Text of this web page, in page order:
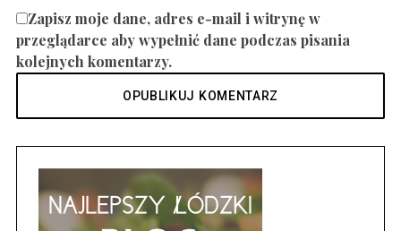
Zapisz moje dane, adres e-mail i witrynę w
przeglądarce aby wypełnić dane podczas pisania
kolejnych komentarzy.